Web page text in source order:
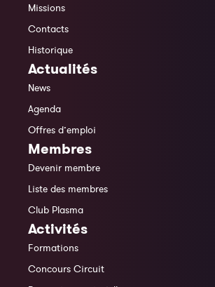
Missions
Contacts
Historique
Actualités
News
Agenda
Offres d’emploi
Membres
Devenir membre
Liste des membres
Club Plasma
Activités
Formations
Concours Circuit